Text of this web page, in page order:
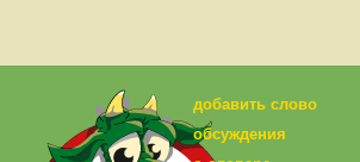
добавить слово
обсуждения